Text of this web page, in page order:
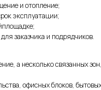
и отопление;
эксплуатации;
заказчика и подрядчиков.
а несколько связанных
офисных блоков,